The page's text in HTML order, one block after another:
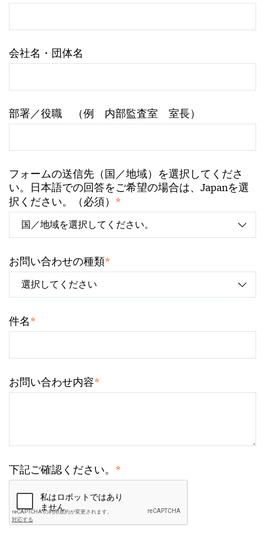
会社名・団体名
部署／役職 （例 内部監査室 室長）
フォームの送信先（国／地域）を選択してくださ
い。日本語での回答をご希望の場合は、Japanを選
択ください。（必須） *
お問い合わせの種類*
件名*
お問い合わせ内容*
下記ご確認ください。 *